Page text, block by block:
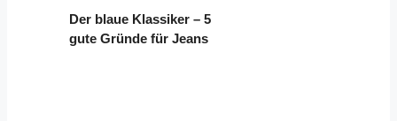
Der blaue Klassiker – 5
gute Gründe für Jeans